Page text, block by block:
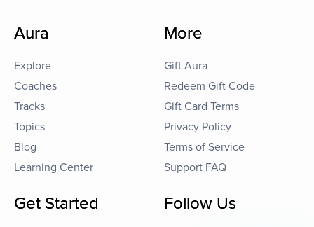
Aura
Explore
Coaches
Tracks
Topics
Blog
Learning Center
More
Gift Aura
Redeem Gift Code
Gift Card Terms
Privacy Policy
Terms of Service
Support FAQ
Get Started Follow Us